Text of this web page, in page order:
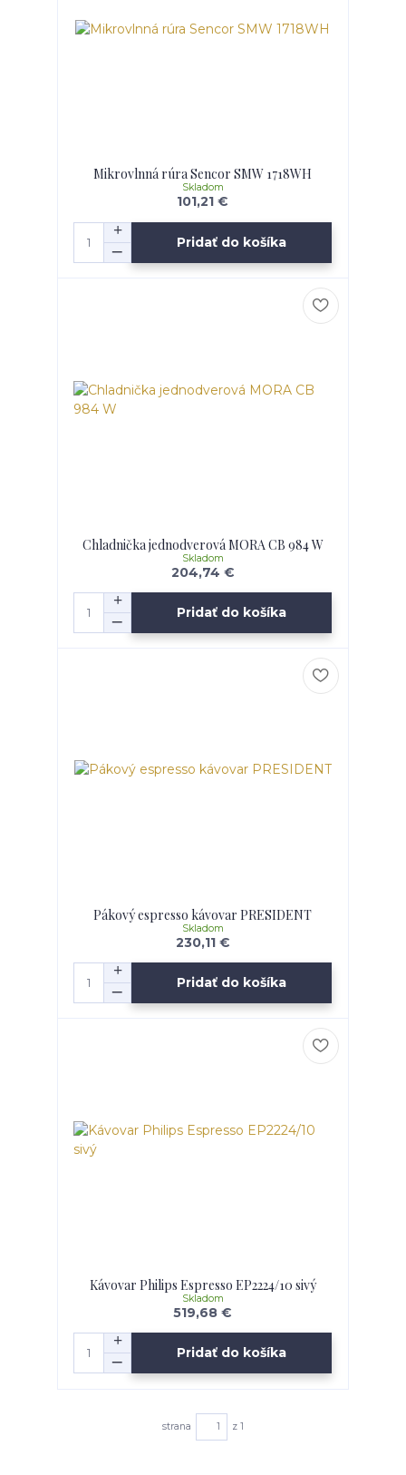
Mikrovlnná rúra Sencor SMW 1718WH
101,21 €
Skladom
Pridať do košíka
Chladnička jednodverová MORA CB 984 W
204,74 €
Skladom
Pridať do košíka
Pákový espresso kávovar PRESIDENT
230,11 €
Skladom
Pridať do košíka
Kávovar Philips Espresso EP2224/10 sivý
519,68 €
Skladom
Pridať do košíka
strana z 1